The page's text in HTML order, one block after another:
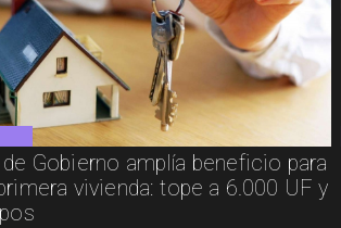
Gobierno amplía beneficio para
vivienda: tope a 6.000 UF y